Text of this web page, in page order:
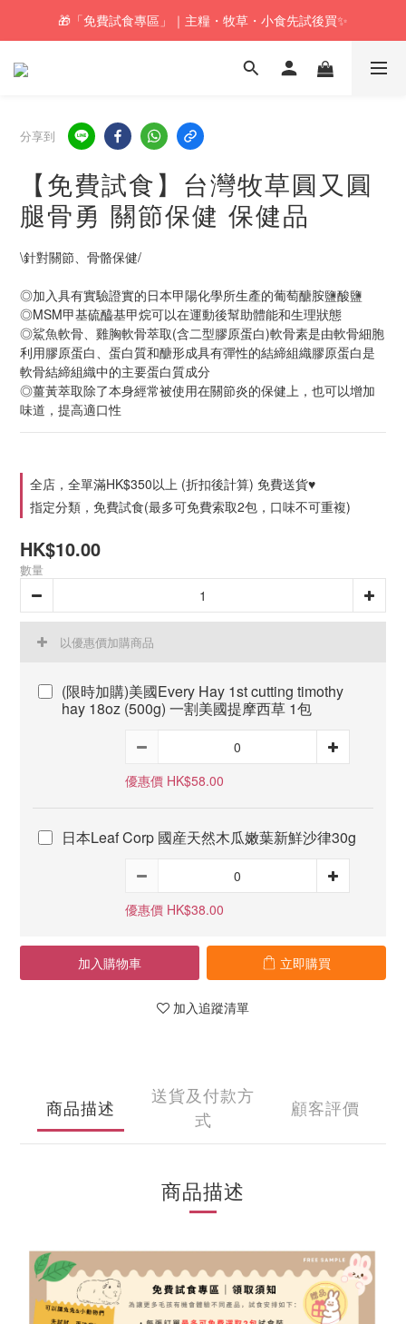
🚚訂單折實$350以上即可享本地包郵📦
🎁「免費試食專區」｜主糧・牧草・小食先試後買✨
分享到
【免費試食】台灣牧草圓又圓
腿骨勇 關節保健 保健品
\針對關節、骨骼保健/
◎加入具有實驗證實的日本甲陽化學所生產的葡萄醣胺鹽酸鹽
◎MSM甲基硫醯基甲烷可以在運動後幫助體能和生理狀態
◎鯊魚軟骨、雞胸軟骨萃取(含二型膠原蛋白)軟骨素是由軟骨細胞
利用膠原蛋白、蛋白質和醣形成具有彈性的結締組織膠原蛋白是
軟骨結締組織中的主要蛋白質成分
◎薑黃萃取除了本身經常被使用在關節炎的保健上，也可以增加
味道，提高適口性
全店，全單滿HK$350以上 (折扣後計算) 免費送貨♥
指定分類，免費試食(最多可免費索取2包，口味不可重複)
HK$10.00
數量
以優惠價加購商品
(限時加購)美國Every Hay 1st cutting timothy
hay 18oz (500g) 一割美國提摩西草 1包
優惠價 HK$58.00
日本Leaf Corp 國産天然木瓜嫩葉新鮮沙律30g
優惠價 HK$38.00
加入購物車 立即購買
加入追蹤清單
商品描述
送貨及付款方
式
顧客評價
商品描述